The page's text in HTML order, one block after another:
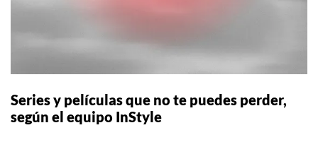
Series y películas que no te puedes perder,
según el equipo InStyle